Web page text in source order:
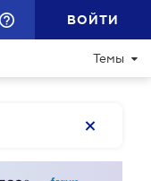
ВОЙТИ
Темы